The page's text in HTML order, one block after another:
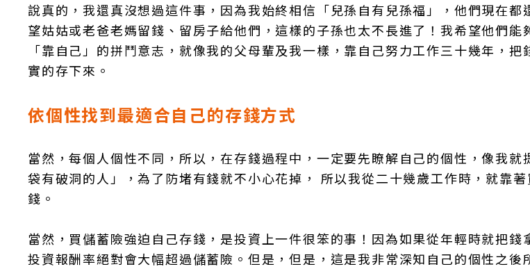
說真的，我還真沒想過這件事，因為我始終相信「兒孫自有兒孫福」，他們現在都
望姑姑或老爸老媽留錢、留房子給他們，這樣的子孫也太不長進了！我希望他們能
「靠自己」的拼鬥意志，就像我的父母輩及我一樣，靠自己努力工作三十幾年，把
實的存下來。
依個性找到最適合自己的存錢方式
當然，每個人個性不同，所以，在存錢過程中，一定要先瞭解自己的個性，像我就
袋有破洞的人」，為了防堵有錢就不小心花掉， 所以我從二十幾歲工作時，就靠
錢。
當然，買儲蓄險強迫自己存錢，是投資上一件很笨的事！因為如果從年輕時就把錢
投資報酬率絕對會大幅超過儲蓄險。但是，但是，這是我非常深知自己的個性之後